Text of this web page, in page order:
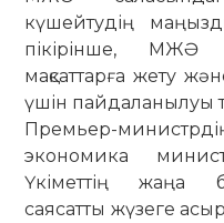
күшейтудің
пікірінше, МЖӘ
мақсаттарға жету
үшін пайдаланылуы
Премьер-
экономика
Үкіметтің жаңа
саясатты жүзеге